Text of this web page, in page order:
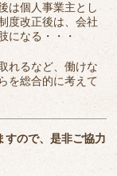
は個人事業主とし
度改正後は、会社
になる・・・
れるなど、働けな
を総合的に考えて
すので、是非ご協力